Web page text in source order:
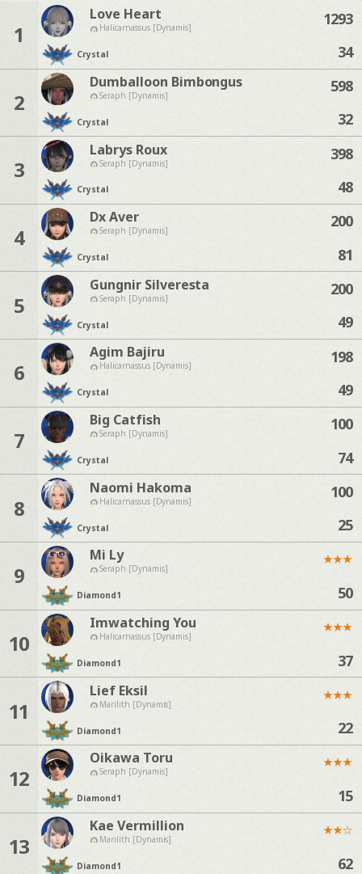
1
Love Heart
Halicarnassus [Dynamis]
Crystal
1293
34
2
Dumballoon Bimbongus
Seraph [Dynamis]
Crystal
598
32
3
Labrys Roux
Seraph [Dynamis]
Crystal
398
48
4
Dx Aver
Seraph [Dynamis]
Crystal
200
81
5
Gungnir Silveresta
Seraph [Dynamis]
Crystal
200
49
6
Agim Bajiru
Halicarnassus [Dynamis]
Crystal
198
49
7
Big Catfish
Seraph [Dynamis]
Crystal
100
74
8
Naomi Hakoma
Halicarnassus [Dynamis]
Crystal
100
25
9
Mi Ly
Seraph [Dynamis]
Diamond1
★★★
50
10
Imwatching You
Halicarnassus [Dynamis]
Diamond1
★★★
37
11
Lief Eksil
Marilith [Dynamis]
Diamond1
★★★
22
12
Oikawa Toru
Seraph [Dynamis]
Diamond1
★★★
15
13
Kae Vermillion
Marilith [Dynamis]
Diamond1
★★☆
62